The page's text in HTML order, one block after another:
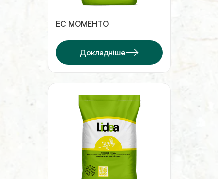
ЕС МОМЕНТО
Докладніше